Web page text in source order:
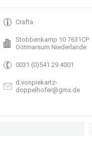
Crafta
Stobbenkamp 10 7631CP
Ootmarsum Niederlande
0031 (0)541 29 4001
d.vonpiekartz-
doppelhofer@gmx.de